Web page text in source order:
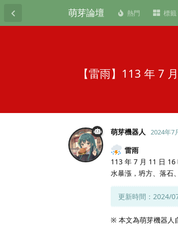
萌芽論壇 熱門 標籤
【雷雨】113 年 7
萌芽機器人 2024年7
雷雨
113 年 7 月 11 日 16
水暴漲，坍方、落石
更新時間：2024/
※ 本文為萌芽機器人